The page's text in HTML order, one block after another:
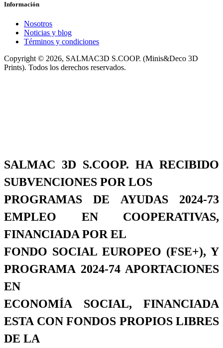
Información
Nosotros
Noticias y blog
Términos y condiciones
Copyright © 2026, SALMAC3D S.COOP. (Minis&Deco 3D
Prints). Todos los derechos reservados.
SALMAC 3D S.COOP. HA RECIBIDO
SUBVENCIONES POR LOS
PROGRAMAS DE AYUDAS 2024-73
EMPLEO EN COOPERATIVAS,
FINANCIADA POR EL
FONDO SOCIAL EUROPEO (FSE+), Y
PROGRAMA 2024-74 APORTACIONES
EN
ECONOMÍA SOCIAL, FINANCIADA
ESTA CON FONDOS PROPIOS LIBRES
DE LA